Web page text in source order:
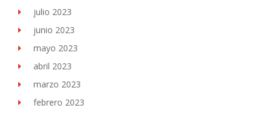
julio 2023
junio 2023
mayo 2023
abril 2023
marzo 2023
febrero 2023